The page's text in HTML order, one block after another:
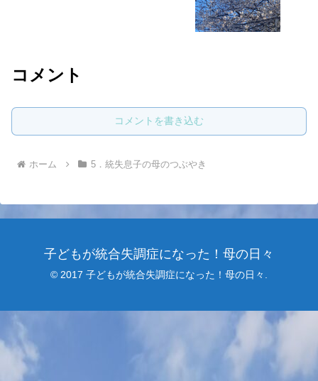
コメント
コメントを書き込む
ホーム 5．統失息子の母のつぶやき
子どもが統合失調症になった！母の日々
© 2017 子どもが統合失調症になった！母の日々.